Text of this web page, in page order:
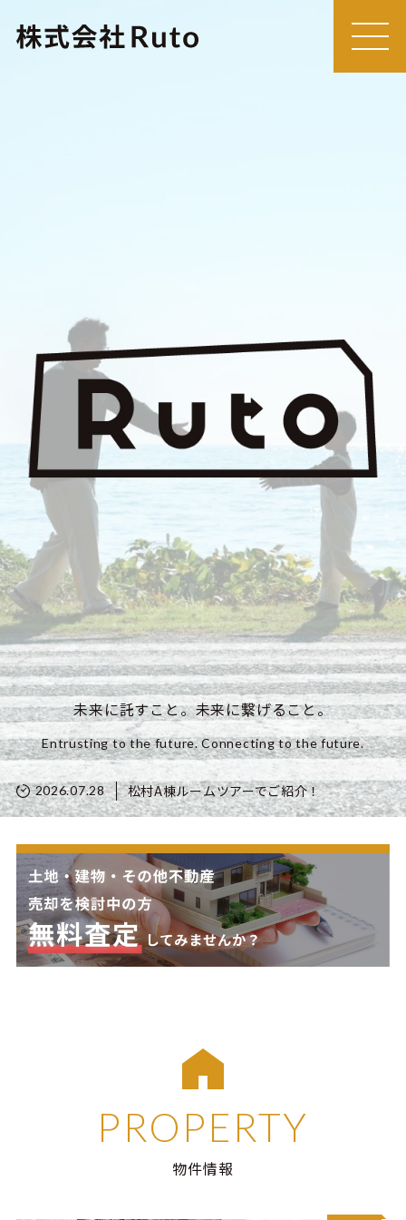
MEN
U
未来に託すこと。未来に繋げること。
Entrusting to the future. Connecting to the future.
2026.07.28 松村A棟ルームツアーでご紹介！
PROPERTY
物件情報